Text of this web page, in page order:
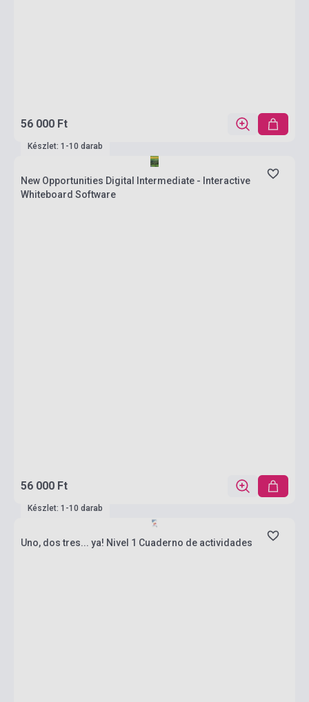
56 000 Ft
Készlet: 1-10 darab
New Opportunities Digital Intermediate - Interactive
Whiteboard Software
56 000 Ft
Készlet: 1-10 darab
Uno, dos tres... ya! Nivel 1 Cuaderno de actividades